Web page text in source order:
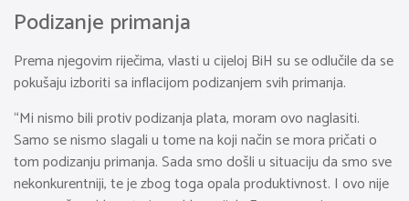
Podizanje primanja
Prema njegovim riječima, vlasti u cijeloj BiH su se odlučile da se
pokušaju izboriti sa inflacijom podizanjem svih primanja.
“Mi nismo bili protiv podizanja plata, moram ovo naglasiti.
Samo se nismo slagali u tome na koji način se mora pričati o
tom podizanju primanja. Sada smo došli u situaciju da smo sve
nekonkurentniji, te je zbog toga opala produktivnost. I ovo nije